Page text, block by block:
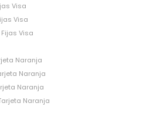
Visa
Visa
Visa
Naranja
Naranja
Naranja
Naranja